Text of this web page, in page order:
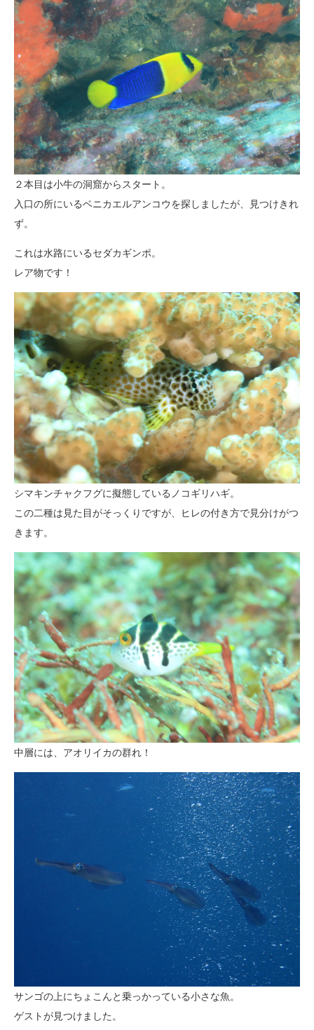
２本目は小牛の洞窟からスタート。
入口の所にいるベニカエルアンコウを探しましたが、見つけきれ
ず。
これは水路にいるセダカギンポ。
レア物です！
シマキンチャクフグに擬態しているノコギリハギ。
この二種は見た目がそっくりですが、ヒレの付き方で見分けがつ
きます。
中層には、アオリイカの群れ！
サンゴの上にちょこんと乗っかっている小さな魚。
ゲストが見つけました。